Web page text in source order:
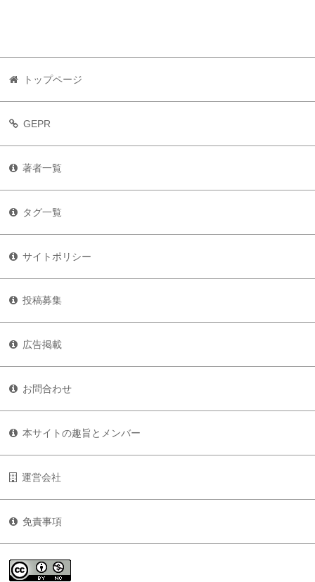
トップページ
GEPR
著者一覧
タグ一覧
サイトポリシー
投稿募集
広告掲載
お問合わせ
本サイトの趣旨とメンバー
運営会社
免責事項